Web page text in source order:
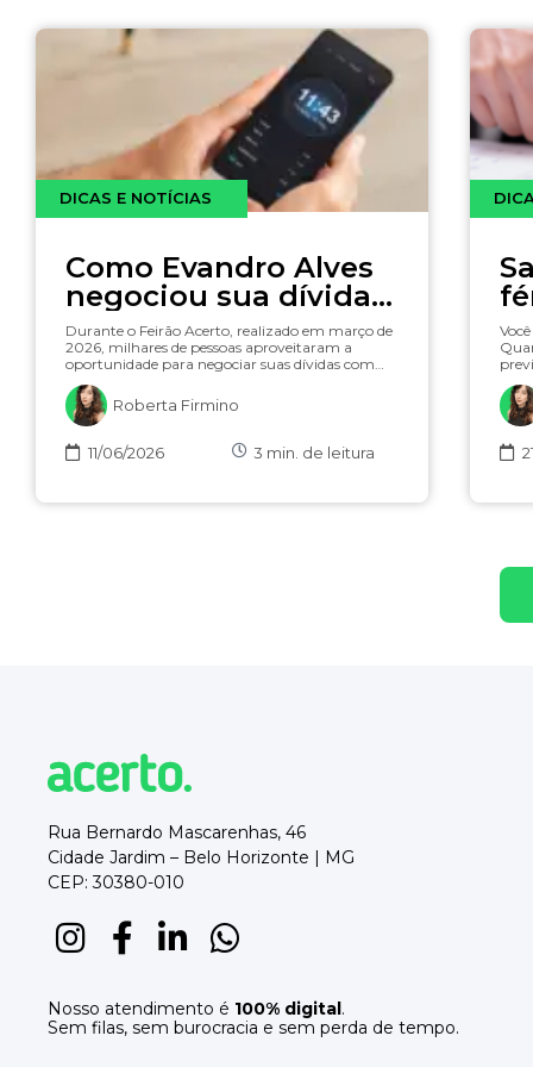
DICAS E NOTÍCIAS
Como Evandro Alves
negociou sua dívida
na Acerto e ainda
ganhou um iPhone 17
Durante o Feirão Acerto, realizado em março de
2026, milhares de pessoas aproveitaram a
oportunidade para negociar suas dívidas com…
Roberta Firmino
11/06/2026 3 min. de leitura
Rua Bernardo Mascarenhas, 46
Cidade Jardim – Belo Horizonte | MG
CEP: 30380-010
Nosso atendimento é 100% digital.
Sem filas, sem burocracia e sem perda de tempo.